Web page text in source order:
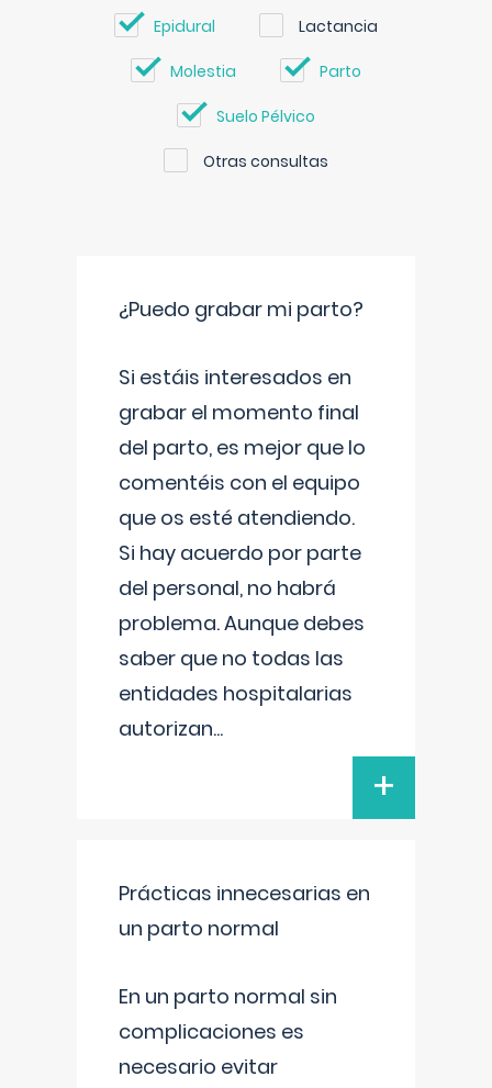
Epidural Lactancia
Molestia Parto
Suelo Pélvico
Otras consultas
¿Puedo grabar mi parto?
Si estáis interesados en
grabar el momento final
del parto, es mejor que lo
comentéis con el equipo
que os esté atendiendo.
Si hay acuerdo por parte
del personal, no habrá
problema. Aunque debes
saber que no todas las
entidades hospitalarias
autorizan...
+
Prácticas innecesarias en
un parto normal
En un parto normal sin
complicaciones es
necesario evitar